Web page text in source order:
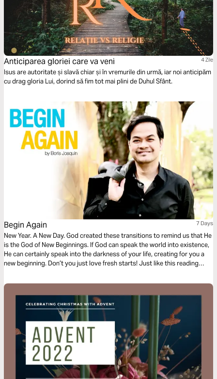
Anticiparea gloriei care va veni 4 Zile
Isus are autoritate și slavă chiar și în vremurile din urmă, iar noi anticipăm
cu drag gloria Lui, dorind să fim tot mai plini de Duhul Sfânt.
Begin Again 7 Days
New Year. A New Day. God created these transitions to remind us that He
is the God of New Beginnings. If God can speak the world into existence,
He can certainly speak into the darkness of your life, creating for you a
new beginning. Don’t you just love fresh starts! Just like this reading